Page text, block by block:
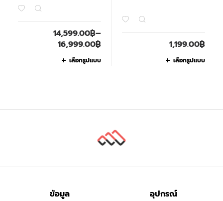
14,599.00฿–
16,999.00฿
เลือกรูปแบบ
1,199.00฿
เลือกรูปแบบ
ข้อมูล
อุปกรณ์